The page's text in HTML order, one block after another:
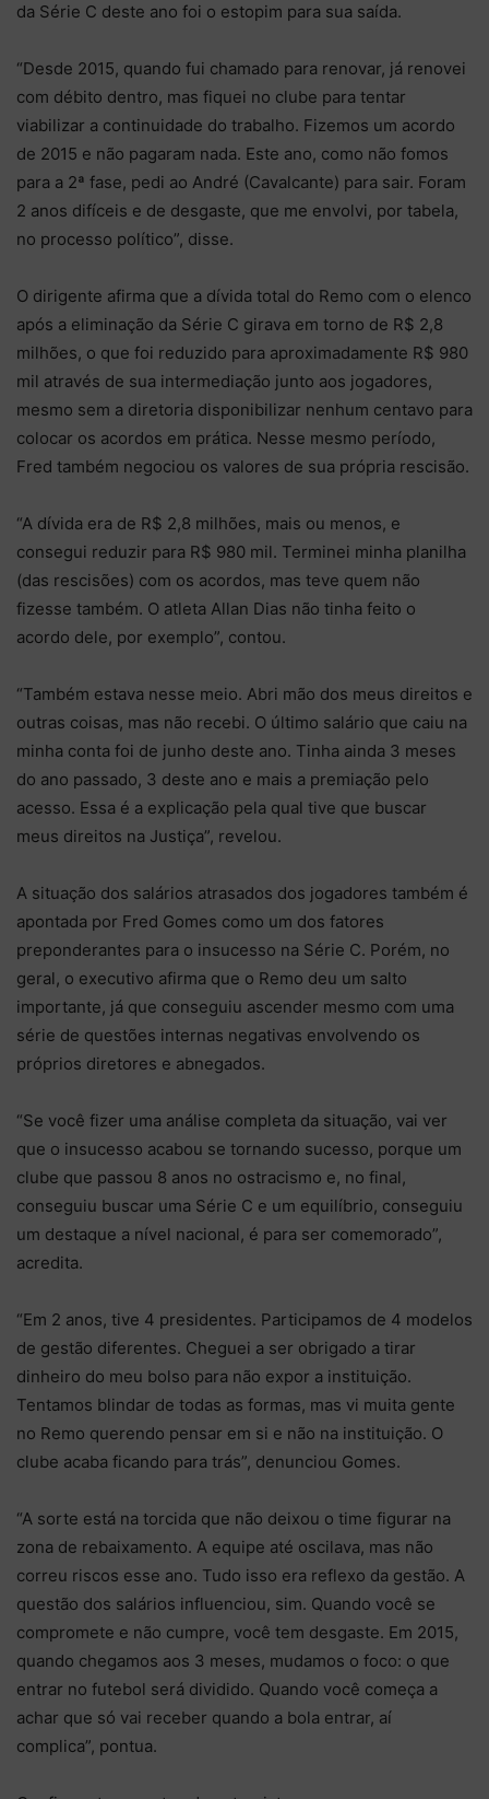
da Série C deste ano foi o estopim para sua saída.
“Desde 2015, quando fui chamado para renovar, já renovei
com débito dentro, mas fiquei no clube para tentar
viabilizar a continuidade do trabalho. Fizemos um acordo
de 2015 e não pagaram nada. Este ano, como não fomos
para a 2ª fase, pedi ao André (Cavalcante) para sair. Foram
2 anos difíceis e de desgaste, que me envolvi, por tabela,
no processo político”, disse.
O dirigente afirma que a dívida total do Remo com o elenco
após a eliminação da Série C girava em torno de R$ 2,8
milhões, o que foi reduzido para aproximadamente R$ 980
mil através de sua intermediação junto aos jogadores,
mesmo sem a diretoria disponibilizar nenhum centavo para
colocar os acordos em prática. Nesse mesmo período,
Fred também negociou os valores de sua própria rescisão.
“A dívida era de R$ 2,8 milhões, mais ou menos, e
consegui reduzir para R$ 980 mil. Terminei minha planilha
(das rescisões) com os acordos, mas teve quem não
fizesse também. O atleta Allan Dias não tinha feito o
acordo dele, por exemplo”, contou.
“Também estava nesse meio. Abri mão dos meus direitos e
outras coisas, mas não recebi. O último salário que caiu na
minha conta foi de junho deste ano. Tinha ainda 3 meses
do ano passado, 3 deste ano e mais a premiação pelo
acesso. Essa é a explicação pela qual tive que buscar
meus direitos na Justiça”, revelou.
A situação dos salários atrasados dos jogadores também é
apontada por Fred Gomes como um dos fatores
preponderantes para o insucesso na Série C. Porém, no
geral, o executivo afirma que o Remo deu um salto
importante, já que conseguiu ascender mesmo com uma
série de questões internas negativas envolvendo os
próprios diretores e abnegados.
“Se você fizer uma análise completa da situação, vai ver
que o insucesso acabou se tornando sucesso, porque um
clube que passou 8 anos no ostracismo e, no final,
conseguiu buscar uma Série C e um equilíbrio, conseguiu
um destaque a nível nacional, é para ser comemorado”,
acredita.
“Em 2 anos, tive 4 presidentes. Participamos de 4 modelos
de gestão diferentes. Cheguei a ser obrigado a tirar
dinheiro do meu bolso para não expor a instituição.
Tentamos blindar de todas as formas, mas vi muita gente
no Remo querendo pensar em si e não na instituição. O
clube acaba ficando para trás”, denunciou Gomes.
“A sorte está na torcida que não deixou o time figurar na
zona de rebaixamento. A equipe até oscilava, mas não
correu riscos esse ano. Tudo isso era reflexo da gestão. A
questão dos salários influenciou, sim. Quando você se
compromete e não cumpre, você tem desgaste. Em 2015,
quando chegamos aos 3 meses, mudamos o foco: o que
entrar no futebol será dividido. Quando você começa a
achar que só vai receber quando a bola entrar, aí
complica”, pontua.